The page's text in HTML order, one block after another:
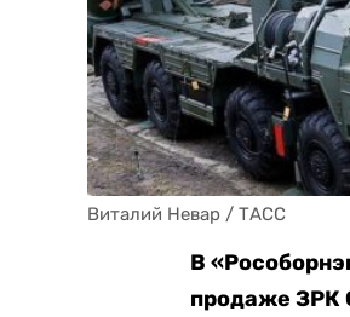
Виталий Невар / ТАСС
В
продаже ЗРК